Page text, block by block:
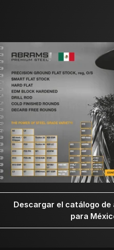
piezas de manera
se enfrían, primero
calientan las piezas de
para este material es de
del horno al aceite.
del L3
medio de enfriamiento y
se indican los
temperatura de hasta
180 – 220 °C (356 – 428
L3
Descargar el catálogo de
para